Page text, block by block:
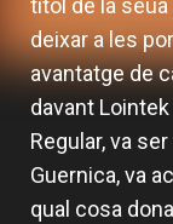
títol de la
deixar a les
avantatge de
davant
Regular, va
Guernica, va
qual cosa